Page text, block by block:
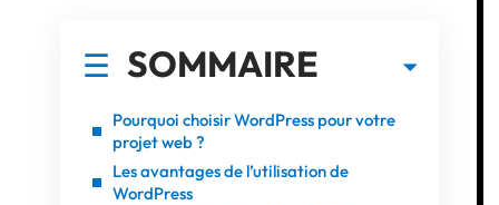
SOMMAIRE
Pourquoi choisir WordPress pour votre
projet web ?
Les avantages de l’utilisation de
WordPress